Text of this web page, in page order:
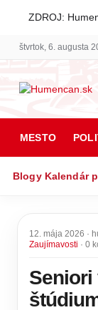
ZDROJ:
štvrtok, 6. augusta
MESTO
Blogy Kalendár
12. mája 2026 ·
Zaujímavosti · 0
Seniori